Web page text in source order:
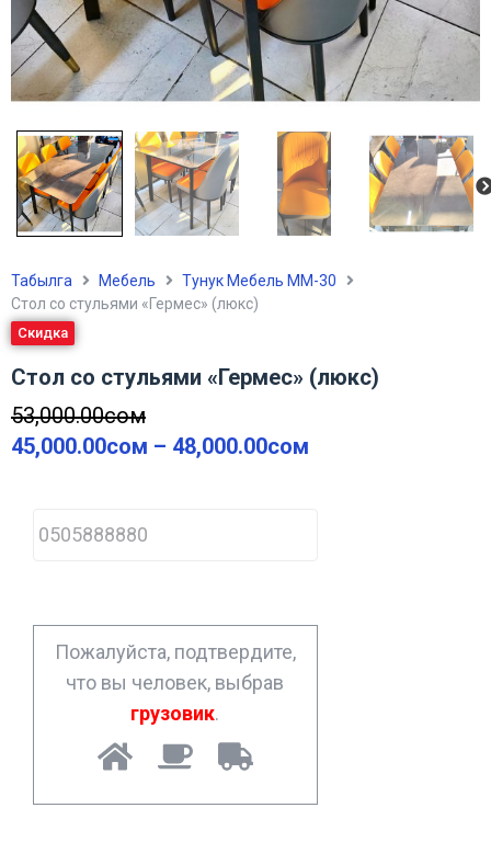
Табылга Мебель
Тунук Мебель ММ-30
Стол со стульями «Гермес» (люкс)
Скидка
Стол со стульями «Гермес» (люкс)
53,000.00сом
45,000.00сом – 48,000.00сом
h
o
*
Пожалуйста, подтвердите,
что вы человек, выбрав
грузовик.